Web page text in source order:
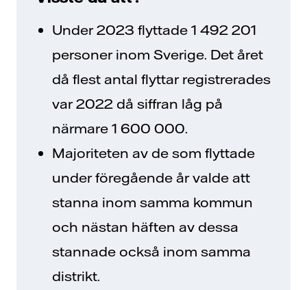
Under 2023 flyttade 1 492 201
personer inom Sverige. Det året
då flest antal flyttar registrerades
var 2022 då siffran låg på
närmare 1 600 000.
Majoriteten av de som flyttade
under föregående år valde att
stanna inom samma kommun
och nästan häften av dessa
stannade också inom samma
distrikt.